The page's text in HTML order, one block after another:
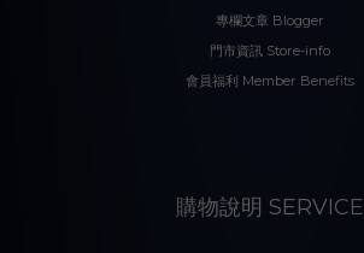
專欄文章 Blogger
門市資訊 Store-info
會員福利 Member Benefits
購物說明 SERVICE